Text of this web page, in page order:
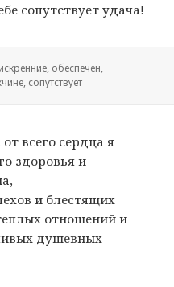
сопутствует удача!
искренние, обеспечен,
, сопутствует
всего сердца я
здоровья и
и блестящих
отношений и
душевных